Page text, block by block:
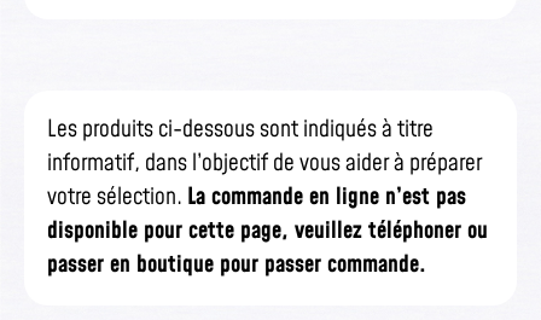
Les produits ci-dessous sont indiqués à titre
informatif, dans l’objectif de vous aider à préparer
votre sélection. La commande en ligne n’est pas
disponible pour cette page, veuillez téléphoner ou
passer en boutique pour passer commande.